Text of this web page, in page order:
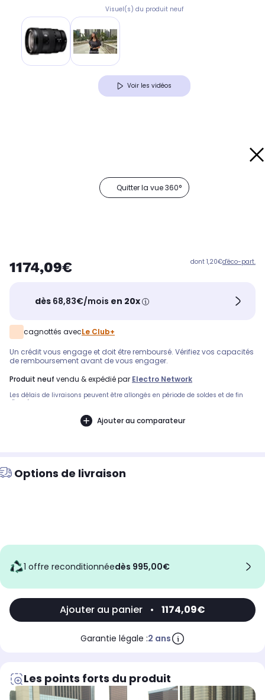
Visuel(s) du produit neuf
Voir les vidéos
Quitter la vue 360°
1174,09€ dont 1,20€d'éco-part.
dès 68,83€/mois en 20x
cagnottés avecLe Club+
Un crédit vous engage et doit être remboursé. Vérifiez vos capacités
de remboursement avant de vous engager.
produit neuf vendu & expédié par Electro Network
Les délais de livraisons peuvent être allongés en période de soldes et de fin
d'année.
Ajouter au comparateur
Options de livraison
1 offre reconditionnée dès 995,00€
Ajouter au panier • 1174,09€
Garantie légale :2 ans
Les points forts du produit